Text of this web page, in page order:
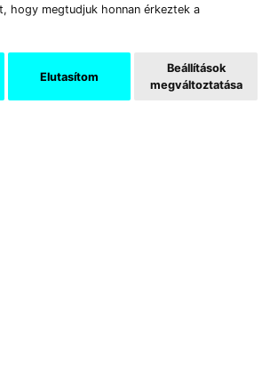
hogy megtudjuk honnan érkeztek a
Elutasítom
Beállítások
megváltoztatása